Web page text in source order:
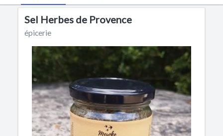
Sel Herbes de Provence
épicerie